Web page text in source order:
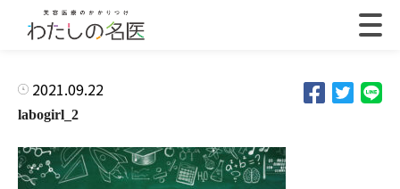
2021.09.22
labogirl_2